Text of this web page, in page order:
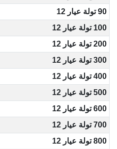
90 تولة عيار 12
100 تولة عيار 12
200 تولة عيار 12
300 تولة عيار 12
400 تولة عيار 12
500 تولة عيار 12
600 تولة عيار 12
700 تولة عيار 12
800 تولة عيار 12